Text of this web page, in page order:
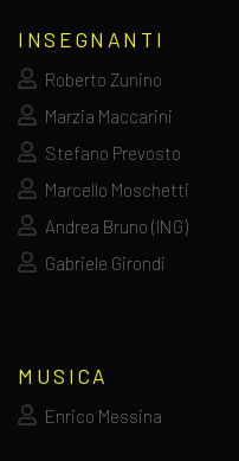
INSEGNANTI
Roberto Zunino
Marzia Maccarini
Stefano Prevosto
Marcello Moschetti
Andrea Bruno (ING)
Gabriele Girondi
MUSICA
Enrico Messina